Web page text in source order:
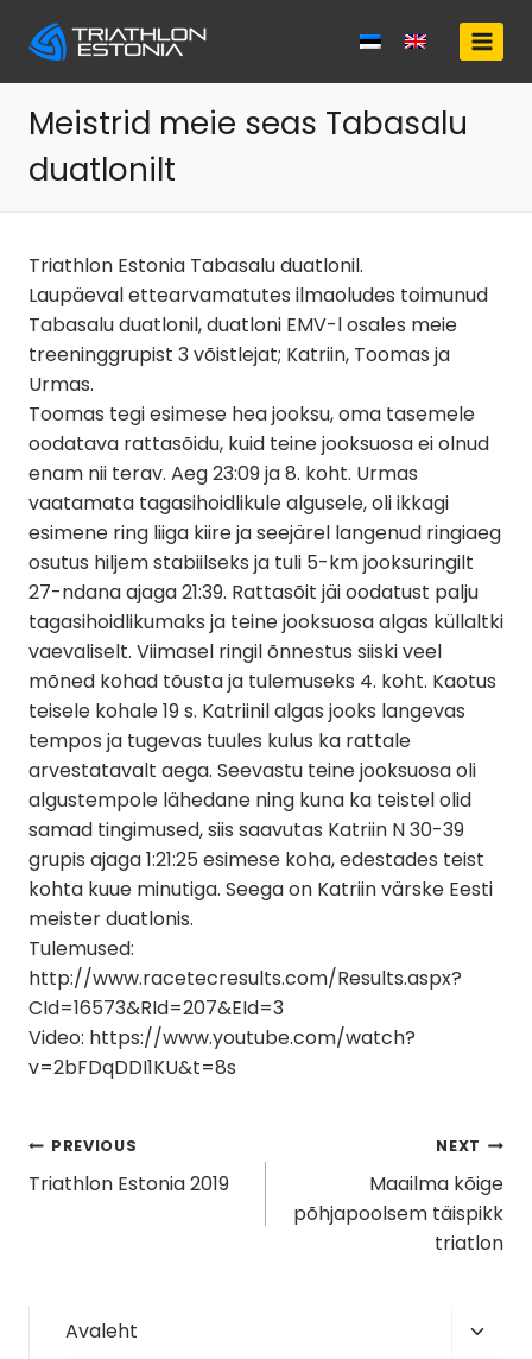
Meistrid meie seas Tabasalu
duatlonilt
Triathlon Estonia Tabasalu duatlonil.
Laupäeval ettearvamatutes ilmaoludes toimunud
Tabasalu duatlonil, duatloni EMV-l osales meie
treeninggrupist 3 võistlejat; Katriin, Toomas ja
Urmas.
Toomas tegi esimese hea jooksu, oma tasemele
oodatava rattasõidu, kuid teine jooksuosa ei olnud
enam nii terav. Aeg 23:09 ja 8. koht. Urmas
vaatamata tagasihoidlikule algusele, oli ikkagi
esimene ring liiga kiire ja seejärel langenud ringiaeg
osutus hiljem stabiilseks ja tuli 5-km jooksuringilt
27-ndana ajaga 21:39. Rattasõit jäi oodatust palju
tagasihoidlikumaks ja teine jooksuosa algas küllaltki
vaevaliselt. Viimasel ringil õnnestus siiski veel
mõned kohad tõusta ja tulemuseks 4. koht. Kaotus
teisele kohale 19 s. Katriinil algas jooks langevas
tempos ja tugevas tuules kulus ka rattale
arvestatavalt aega. Seevastu teine jooksuosa oli
algustempole lähedane ning kuna ka teistel olid
samad tingimused, siis saavutas Katriin N 30-39
grupis ajaga 1:21:25 esimese koha, edestades teist
kohta kuue minutiga. Seega on Katriin värske Eesti
meister duatlonis.
Tulemused:
http://www.racetecresults.com/Results.aspx?
CId=16573&RId=207&EId=3
Video: https://www.youtube.com/watch?
v=2bFDqDDI1KU&t=8s
Navigeerimine
PREVIOUS
Triathlon Estonia 2019
NEXT
Maailma kõige
põhjapoolsem täispikk
triatlon
Avaleht